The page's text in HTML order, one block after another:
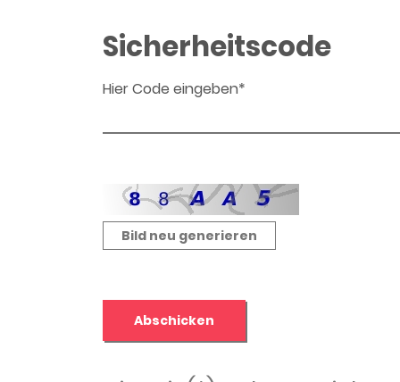
Sicherheitscode
Hier Code eingeben*